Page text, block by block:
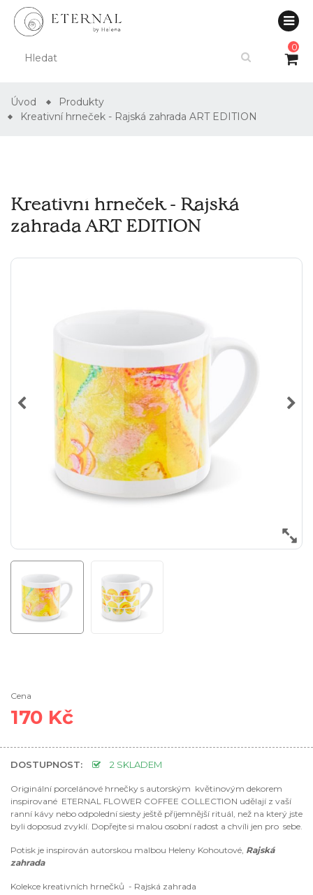
0
Úvod
Produkty
Kreativní hrneček - Rajská zahrada ART EDITION
Kreativní hrneček - Rajská
zahrada ART EDITION
Cena
170 Kč
DOSTUPNOST: 2 SKLADEM
Originální porcelánové hrnečky s autorským květinovým dekorem
inspirované ETERNAL FLOWER COFFEE COLLECTION udělají z vaší
ranní kávy nebo odpolední siesty ještě příjemnější rituál, než na který jste
byli doposud zvyklí. Dopřejte si malou osobní radost a chvíli jen pro sebe.
Potisk je inspirován autorskou malbou Heleny Kohoutové, Rajská
zahrada
Kolekce kreativních hrnečků - Rajská zahrada